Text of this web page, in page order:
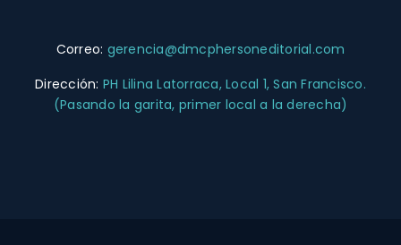
Correo: gerencia@dmcphersoneditorial.com
Dirección: PH Lilina Latorraca, Local 1, San Francisco.
(Pasando la garita, primer local a la derecha)